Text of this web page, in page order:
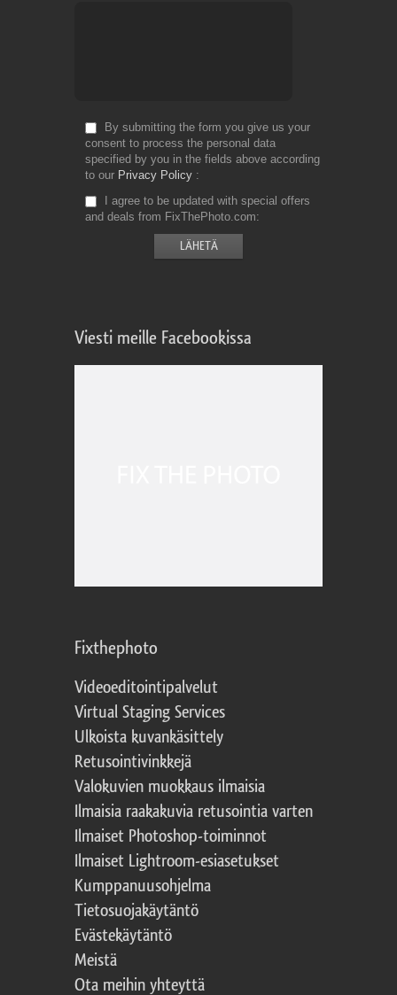
By submitting the form you give us your
consent to process the personal data
specified by you in the fields above according
to our Privacy Policy
I agree to be updated with special offers
and deals from FixThePhoto.com
Viesti meille Facebookissa
Fixthephoto
Videoeditointipalvelut
Virtual Staging Services
Ulkoista kuvankäsittely
Retusointivinkkejä
Valokuvien muokkaus ilmaisia
Ilmaisia raakakuvia retusointia varten
Ilmaiset Photoshop-toiminnot
Ilmaiset Lightroom-esiasetukset
Kumppanuusohjelma
Tietosuojakäytäntö
Evästekäytäntö
Meistä
Ota meihin yhteyttä